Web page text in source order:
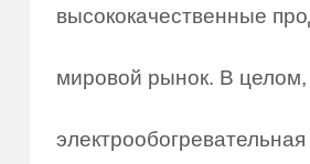
высококачественные
мировой рынок. В целом,
электрообогревательная